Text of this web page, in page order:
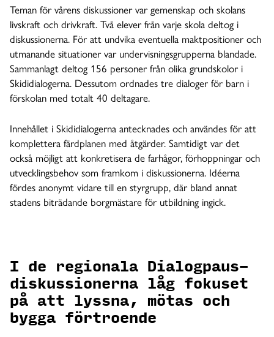
Teman för vårens diskussioner var gemenskap och skolans
livskraft och drivkraft. Två elever från varje skola deltog i
diskussionerna. För att undvika eventuella maktpositioner och
utmanande situationer var undervisningsgrupperna blandade.
Sammanlagt deltog 156 personer från olika grundskolor i
Skididialogerna. Dessutom ordnades tre dialoger för barn i
förskolan med totalt 40 deltagare.
Innehållet i Skididialogerna antecknades och användes för att
komplettera färdplanen med åtgärder. Samtidigt var det
också möjligt att konkretisera de farhågor, förhoppningar och
utvecklingsbehov som framkom i diskussionerna. Idéerna
fördes anonymt vidare till en styrgrupp, där bland annat
stadens biträdande borgmästare för utbildning ingick.
I de regionala Dialogpaus-
diskussionerna låg fokuset
på att lyssna, mötas och
bygga förtroende